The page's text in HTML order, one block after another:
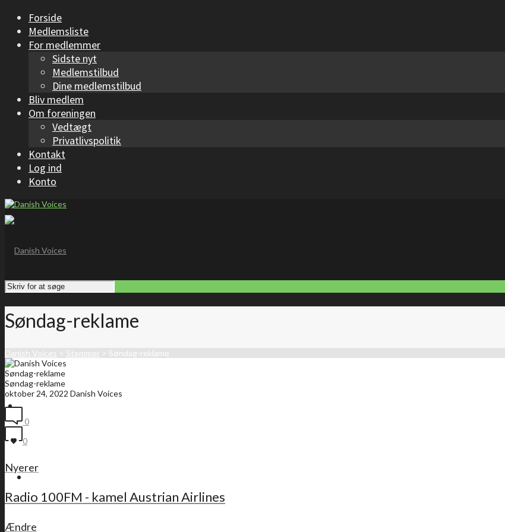
Forside
Medlemsliste
For medlemmer
Sidste nyt
Medlemstilbud
Dine medlemstilbud
Bliv medlem
Om foreningen
Vedtægt
Privatlivspolitik
Kontakt
Log ind
Konto
Forside
Medlemsliste
Søndag-reklame
Danish Voices > Stemmer > Søndag-reklame
Søndag-reklame
Søndag-reklame
oktober 24, 2022 Danish Voices
0
0
Nyerer
Radio 100FM - kamel Austrian Airlines
Ændre